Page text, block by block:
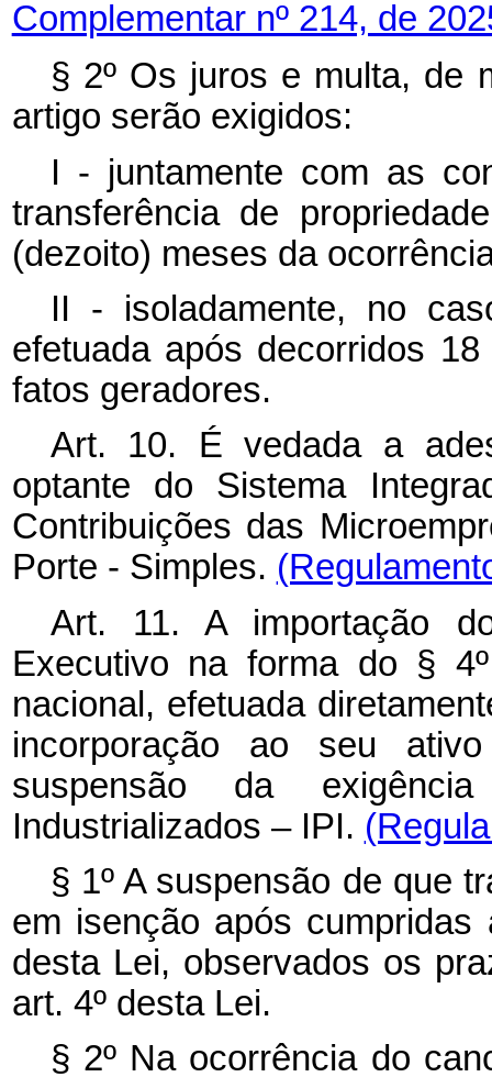
Complementar nº 214, de
§ 2º Os juros e multa, de
artigo serão exigidos:
I - juntamente com as
transferência de
(dezoito) meses da
II - isoladamente, no
efetuada após decorridos
fatos geradores.
Art. 10. É vedada a
optante do Sistema
Contribuições das
Porte - Simples.
Art. 11. A importação
Executivo na forma do §
nacional, efetuada
incorporação ao seu
suspensão da
Industrializados – IPI.
§ 1º A suspensão de que
em isenção após
desta Lei, observados os
art. 4º desta Lei.
§ 2º Na ocorrência do